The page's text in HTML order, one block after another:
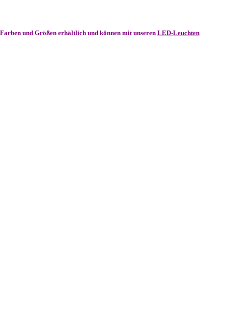
und Größen erhältlich und können mit unseren LED-Leuchten